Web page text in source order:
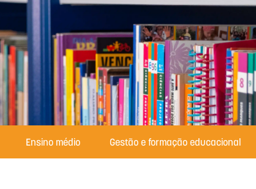
Ensino médio Gestão e formação educacional